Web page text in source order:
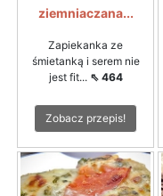
ziemniaczana...
Zapiekanka ze
śmietanką i serem nie
jest fit... ⇖ 464
Zobacz przepis!